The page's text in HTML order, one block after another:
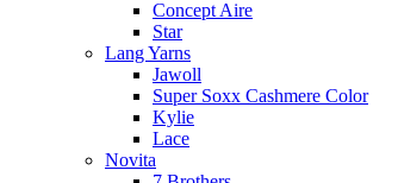
Concept Aire
Star
Lang Yarns
Jawoll
Super Soxx Cashmere Color
Kylie
Lace
Novita